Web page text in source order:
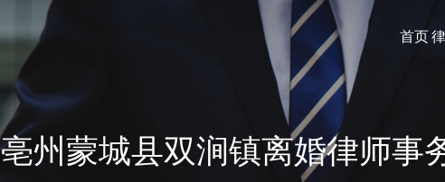
首页
亳州蒙城县双涧镇离婚律师事